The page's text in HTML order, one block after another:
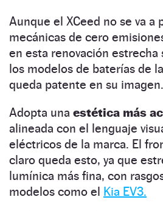
Aunque el XCeed no se va a
mecánicas de cero
en esta renovación estrecha
los modelos de baterías de
queda patente en su imagen.
Adopta una estética más
alineada con el lenguaje
eléctricos de la marca. El
claro queda esto, ya que
lumínica más fina, con
modelos como el Kia EV3.